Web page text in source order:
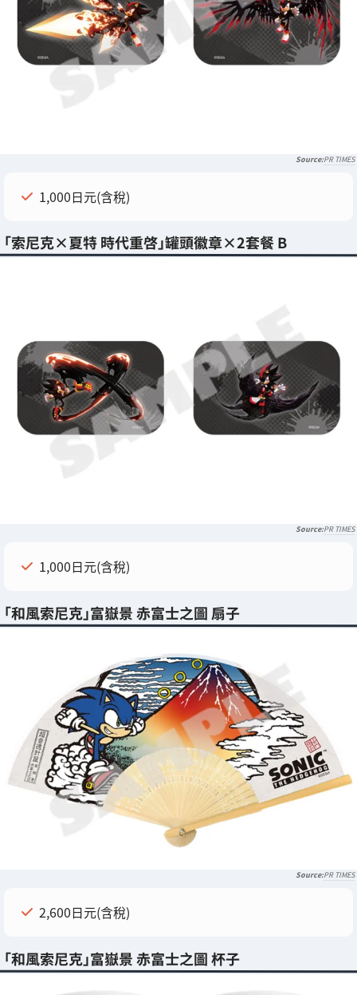
PR TIMES
1,000日元(含稅)
「索尼克×夏特 時代重啓」罐頭徽章×2套餐 B
PR TIMES
1,000日元(含稅)
「和風索尼克」富嶽景 赤富士之圖 扇子
PR TIMES
2,600日元(含稅)
「和風索尼克」富嶽景 赤富士之圖 杯子